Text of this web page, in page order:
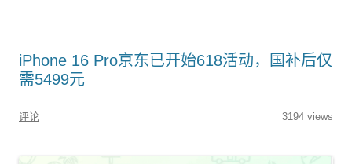
iPhone 16 Pro京东已开始618活动，国补后仅
需5499元
评论 3194 views